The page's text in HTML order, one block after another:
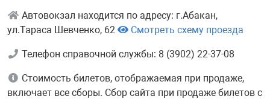
Автовокзал находится по адресу: г.Абакан,
ул.Тараса Шевченко, 62
Смотреть схему проезда
Телефон справочной службы: 8 (3902) 22-37-08
Стоимость билетов, отображаемая при продаже,
включает все сборы. Сбор сайта при продаже билетов с